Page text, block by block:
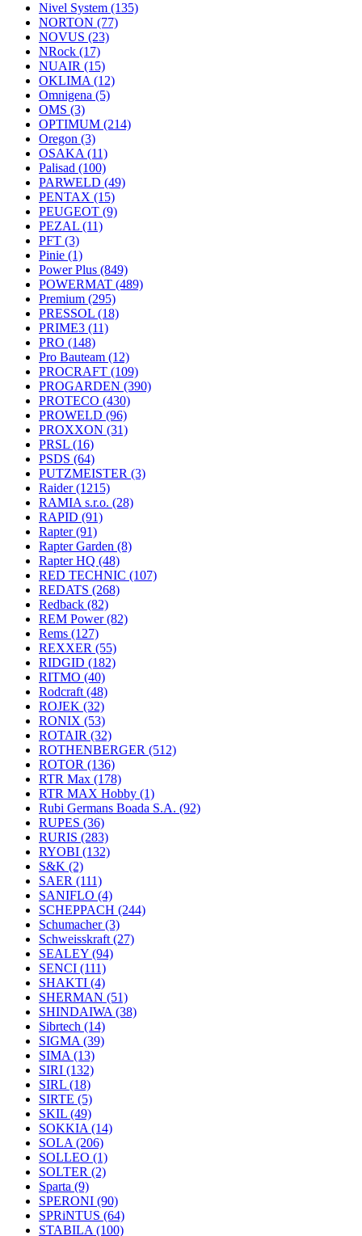
Nivel System (135)
NORTON (77)
NOVUS (23)
NRock (17)
NUAIR (15)
OKLIMA (12)
Omnigena (5)
OMS (3)
OPTIMUM (214)
Oregon (3)
OSAKA (11)
Palisad (100)
PARWELD (49)
PENTAX (15)
PEUGEOT (9)
PEZAL (11)
PFT (3)
Pinie (1)
Power Plus (849)
POWERMAT (489)
Premium (295)
PRESSOL (18)
PRIME3 (11)
PRO (148)
Pro Bauteam (12)
PROCRAFT (109)
PROGARDEN (390)
PROTECO (430)
PROWELD (96)
PROXXON (31)
PRSL (16)
PSDS (64)
PUTZMEISTER (3)
Raider(1215)
RAMIA s.r.o. (28)
RAPID (91)
Rapter(91)
Rapter Garden (8)
Rapter HQ (48)
RED TECHNIC (107)
REDATS (268)
Redback (82)
REM Power(82)
Rems (127)
REXXER (55)
RIDGID (182)
RITMO (40)
Rodcraft (48)
ROJEK (32)
RONIX (53)
ROTAIR (32)
ROTHENBERGER (512)
ROTOR (136)
RTR Max (178)
RTR MAX Hobby (1)
Rubi Germans Boada S.A. (92)
RUPES (36)
RURIS (283)
RYOBI (132)
S&K (2)
SAER (111)
SANIFLO (4)
SCHEPPACH (244)
Schumacher(3)
Schweisskraft (27)
SEALEY (94)
SENCI (111)
SHAKTI (4)
SHERMAN (51)
SHINDAIWA (38)
Sibrtech (14)
SIGMA (39)
SIMA (13)
SIRI (132)
SIRL (18)
SIRTE (5)
SKIL (49)
SOKKIA (14)
SOLA (206)
SOLLEO (1)
SOLTER (2)
Sparta (9)
SPERONI (90)
SPRiNTUS (64)
STABILA (100)